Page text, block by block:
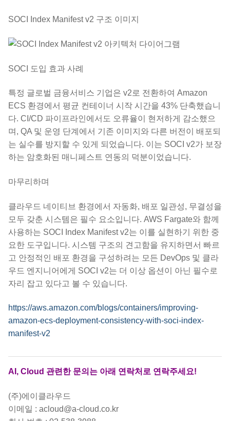
SOCI Index Manifest v2 구조 이미지
SOCI 도입 효과 사례
특정 글로벌 금융서비스 기업은 v2로 전환하여 Amazon
ECS 환경에서 평균 컨테이너 시작 시간을 43% 단축했습니
다. CI/CD 파이프라인에서도 오류율이 현저하게 감소했으
며, QA 및 운영 단계에서 기존 이미지와 다른 버전이 배포되
는 실수를 방지할 수 있게 되었습니다. 이는 SOCI v2가 보장
하는 암호화된 매니페스트 연동의 덕분이었습니다.
마무리하며
클라우드 네이티브 환경에서 자동화, 배포 일관성, 무결성을
모두 갖춘 시스템은 필수 요소입니다. AWS Fargate와 함께
사용하는 SOCI Index Manifest v2는 이를 실현하기 위한 중
요한 도구입니다. 시스템 구조의 견고함을 유지하면서 빠르
고 안정적인 배포 환경을 구성하려는 모든 DevOps 및 클라
우드 엔지니어에게 SOCI v2는 더 이상 옵션이 아닌 필수로
자리 잡고 있다고 볼 수 있습니다.
https://aws.amazon.com/blogs/containers/improving-
amazon-ecs-deployment-consistency-with-soci-index-
manifest-v2
AI, Cloud 관련한 문의는 아래 연락처로 연락주세요!
(주)에이클라우드
이메일 : acloud@a-cloud.co.kr